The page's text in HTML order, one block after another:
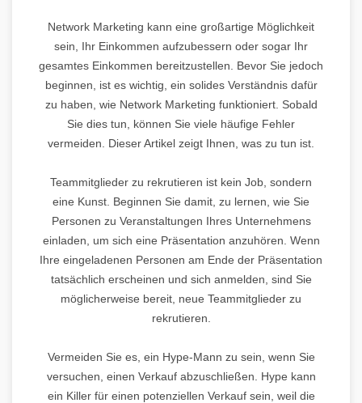
Network Marketing kann eine großartige Möglichkeit
sein, Ihr Einkommen aufzubessern oder sogar Ihr
gesamtes Einkommen bereitzustellen. Bevor Sie jedoch
beginnen, ist es wichtig, ein solides Verständnis dafür
zu haben, wie Network Marketing funktioniert. Sobald
Sie dies tun, können Sie viele häufige Fehler
vermeiden. Dieser Artikel zeigt Ihnen, was zu tun ist.
Teammitglieder zu rekrutieren ist kein Job, sondern
eine Kunst. Beginnen Sie damit, zu lernen, wie Sie
Personen zu Veranstaltungen Ihres Unternehmens
einladen, um sich eine Präsentation anzuhören. Wenn
Ihre eingeladenen Personen am Ende der Präsentation
tatsächlich erscheinen und sich anmelden, sind Sie
möglicherweise bereit, neue Teammitglieder zu
rekrutieren.
Vermeiden Sie es, ein Hype-Mann zu sein, wenn Sie
versuchen, einen Verkauf abzuschließen. Hype kann
ein Killer für einen potenziellen Verkauf sein, weil die